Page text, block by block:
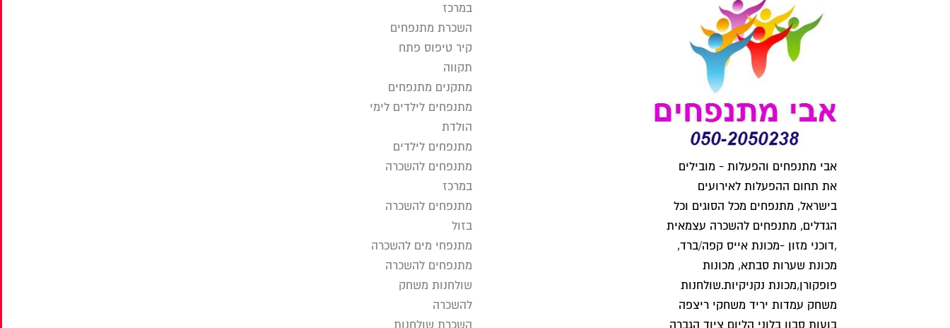
אבי מתנפחים והפעלות - מובילים
את תחום ההפעלות לאירועים
בישראל, מתנפחים מכל הסוגים וכל
הגדלים, מתנפחים להשכרה עצמאית
,דוכני מזון -מכונת אייס קפה/ברד,
מכונת שערות סבתא, מכונות
פופקורן,מכונת נקניקיות.שולחנות
משחק עמדות יריד משחקי ריצפה
בועות סבון בלוני הליום ציוד הגברה
במרכז
השכרת מתנפחים
קיר טיפוס פתח
תקווה
מתקנים מתנפחים
מתנפחים לילדים לימי
הולדת
מתנפחים לילדים
מתנפחים להשכרה
במרכז
מתנפחים להשכרה
בזול
מתנפחי מים להשכרה
מתנפחים להשכרה
שולחנות משחק
להשכרה
השכרת שולחנות